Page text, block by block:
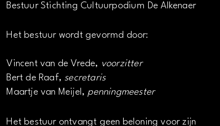
Bestuur Stichting Cultuurpodium De Alkenaer
Het bestuur wordt gevormd door:
Vincent van de Vrede, voorzitter
Bert de Raaf, secretaris
Maartje van Meijel, penningmeester
Het bestuur ontvangt geen beloning voor zijn